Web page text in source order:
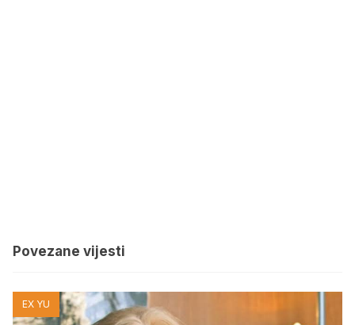
Povezane vijesti
EX YU